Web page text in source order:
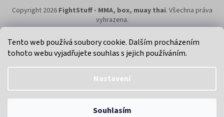
Tento web používá soubory cookie. Dalším procházením
tohoto webu vyjadřujete souhlas s jejich používáním.
Nastavení
Souhlasím
Objednávky uskutečněné na eshopu, budou odeslány
Copyright 2026 FightStuff - MMA, box, muay thai. Všechna práva
vyhrazena.
Klikni na super eshop pro cyklisty a bikery.